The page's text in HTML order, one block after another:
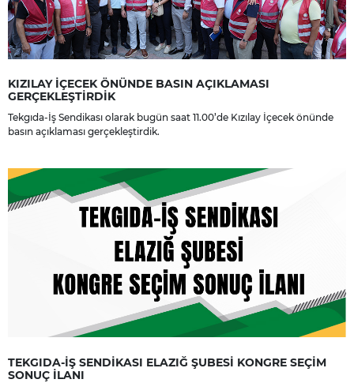
KIZILAY İÇECEK ÖNÜNDE BASIN AÇIKLAMASI
GERÇEKLEŞTİRDİK
Tekgıda-İş Sendikası olarak bugün saat 11.00’de Kızılay İçecek önünde
basın açıklaması gerçekleştirdik.
TEKGIDA-İŞ SENDİKASI ELAZIĞ ŞUBESİ KONGRE SEÇİM
SONUÇ İLANI